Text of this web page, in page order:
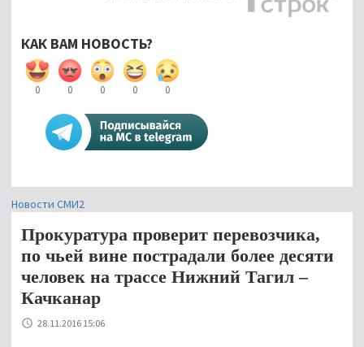
КАК ВАМ НОВОСТЬ?
0 0 0 0 0
Новости СМИ2
Прокуратура проверит перевозчика,
по чьей вине пострадали более десяти
человек на трассе Нижний Тагил –
Качканар
28.11.2016 15:06